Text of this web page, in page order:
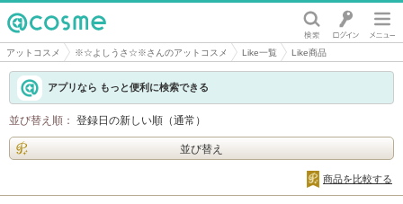
@cosme
アットコスメ ※☆よしうさ☆※さんのアットコスメ Like一覧 Like商品
アプリなら もっと便利に検索できる
並び替え順： 登録日の新しい順（通常）
並び替え
商品を比較する